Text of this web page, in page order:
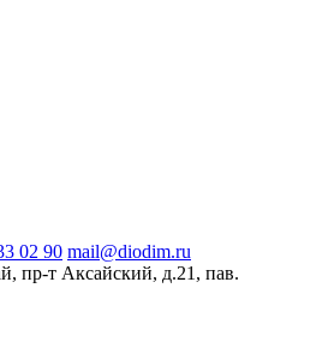
02 90 mail@diodim.ru
пр-т Аксайский, д.21, пав.